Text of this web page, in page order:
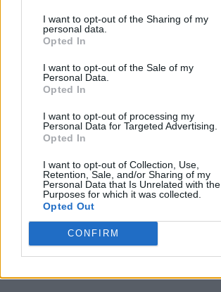
I want to opt-out of the Sharing of my
personal data.
Opted In
I want to opt-out of the Sale of my
Personal Data.
Opted In
I want to opt-out of processing my
Personal Data for Targeted Advertising.
Opted In
I want to opt-out of Collection, Use,
Retention, Sale, and/or Sharing of my
Personal Data that Is Unrelated with the
Purposes for which it was collected.
Opted Out
CONFIRM
Arhiva sondajelor
ad